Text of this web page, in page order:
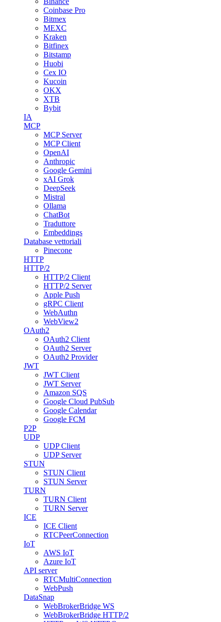
Coinbase Pro
Bitmex
MEXC
Kraken
Bitfinex
Bitstamp
Huobi
Cex IO
Kucoin
OKX
XTB
Bybit
IA
MCP
MCP Server
MCP Client
OpenAI
Anthropic
Google Gemini
xAI Grok
DeepSeek
Mistral
Ollama
ChatBot
Traduttore
Embeddings
Database vettoriali
Pinecone
HTTP
HTTP/2
HTTP/2 Client
HTTP/2 Server
Apple Push
gRPC Client
WebAuthn
WebView2
OAuth2
OAuth2 Client
OAuth2 Server
OAuth2 Provider
JWT
JWT Client
JWT Server
Amazon SQS
Google Cloud PubSub
Google Calendar
Google FCM
P2P
UDP
UDP Client
UDP Server
STUN
STUN Client
STUN Server
TURN
TURN Client
TURN Server
ICE
ICE Client
RTCPeerConnection
IoT
AWS IoT
Azure IoT
API server
RTCMultiConnection
WebPush
DataSnap
WebBrokerBridge WS
WebBrokerBridge HTTP/2